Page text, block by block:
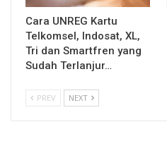
Cara UNREG Kartu
Telkomsel, Indosat, XL,
Tri dan Smartfren yang
Sudah Terlanjur…
PREV NEXT